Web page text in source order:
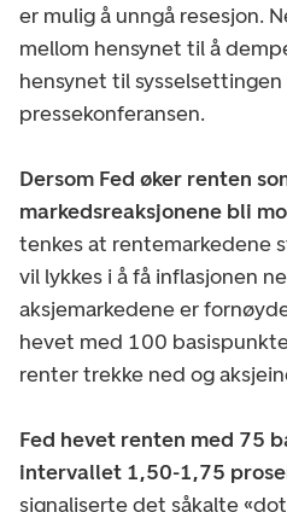
er mulig å unngå resesjon.
mellom hensynet til å
hensynet til
pressekonferansen.
Dersom Fed øker renten
markedsreaksjonene bli
tenkes at rentemarkedene
vil lykkes i å få inflasjonen
aksjemarkedene er
hevet med 100
renter trekke ned og
Fed hevet renten med 75
intervallet 1,50-1,75
signaliserte det såkalte